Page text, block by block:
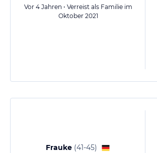
Vor 4 Jahren • Verreist als Familie im
Oktober 2021
Frauke (41-45)